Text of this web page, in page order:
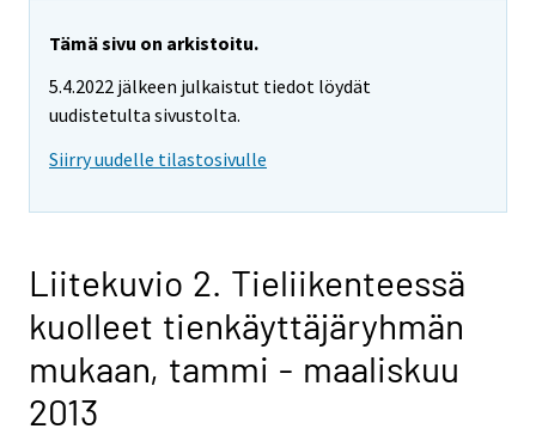
Tämä sivu on arkistoitu.
5.4.2022 jälkeen julkaistut tiedot löydät
uudistetulta sivustolta.
Siirry uudelle tilastosivulle
Liitekuvio 2. Tieliikenteessä
kuolleet tienkäyttäjäryhmän
mukaan, tammi - maaliskuu
2013